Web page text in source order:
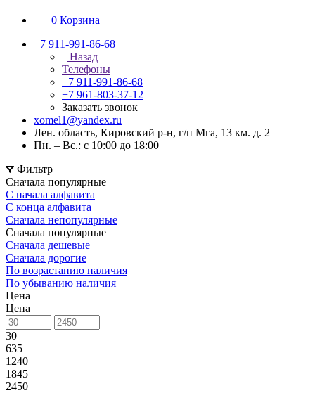
0 Корзина
+7 911-991-86-68
Назад
Телефоны
+7 911-991-86-68
+7 961-803-37-12
Заказать звонок
xomel1@yandex.ru
Лен. область, Кировский р-н, г/п Мга, 13 км. д. 2
Пн. – Вс.: с 10:00 до 18:00
Фильтр
Сначала популярные
С начала алфавита
С конца алфавита
Сначала непопулярные
Сначала популярные
Сначала дешевые
Сначала дорогие
По возрастанию наличия
По убыванию наличия
Цена
Цена
30
635
1240
1845
2450